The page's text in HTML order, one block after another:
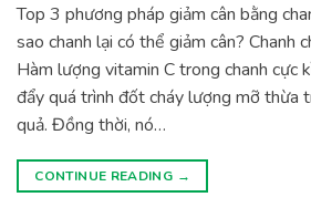
Top 3 phương pháp giảm cân bằng
sao chanh lại có thể giảm cân? Chanh
Hàm lượng vitamin C trong chanh cực
đẩy quá trình đốt cháy lượng mỡ thừa
quả. Đồng thời, nó…
CONTINUE READING →